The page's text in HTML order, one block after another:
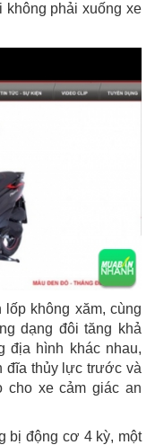
phải xuống xe
không xăm, cùng
dạng đôi tăng khả
địa hình khác nhau,
đĩa thủy lực trước và
cho xe cảm giác an
bị động cơ 4 kỳ, một